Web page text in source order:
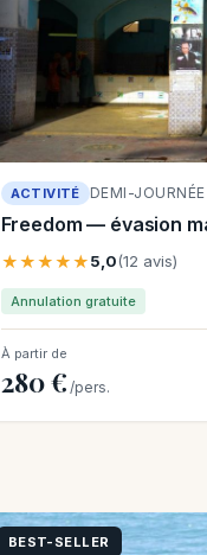
ACTIVITÉ DEMI-
Freedom — évasion
★★★★★5,0(12 avis)
Annulation gratuite
À partir de
280 € /pers.
BEST-SELLER